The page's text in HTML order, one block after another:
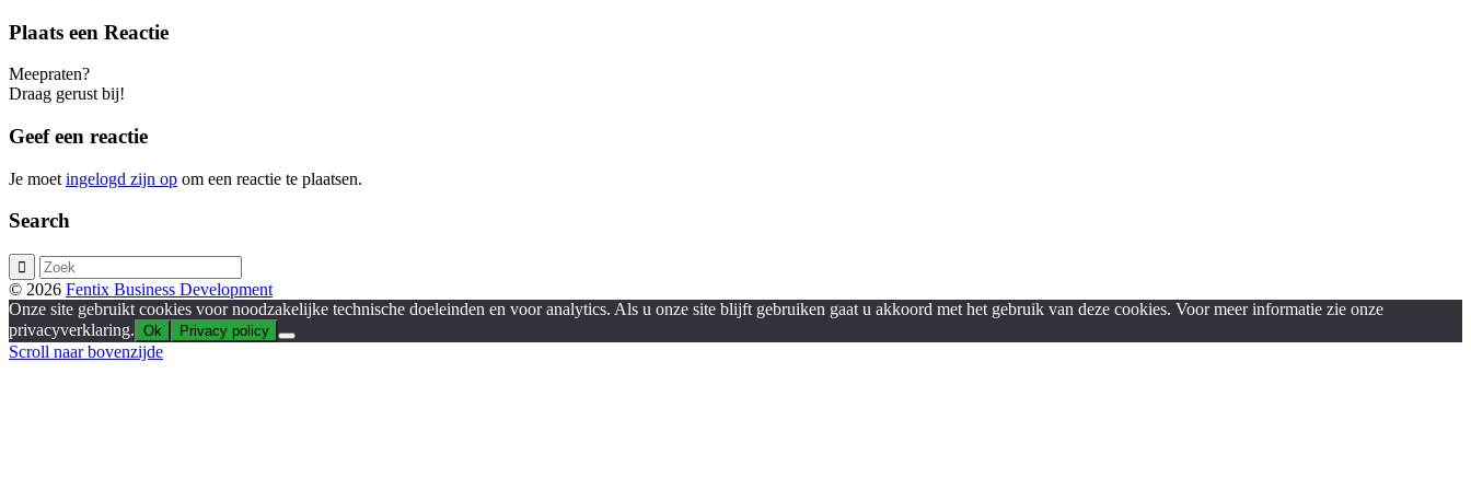
Plaats een Reactie
Meepraten?
Draag gerust bij!
Geef een reactie
Je moet ingelogd zijn op om een reactie te plaatsen.
Search
© 2026 Fentix Business Development
Onze site gebruikt cookies voor noodzakelijke technische doeleinden en voor analytics. Als u onze site blijft gebruiken gaat u akkoord met het gebruik van deze cookies. Voor meer informatie zie onze
privacyverklaring. Ok Privacy policy
Scroll naar bovenzijde